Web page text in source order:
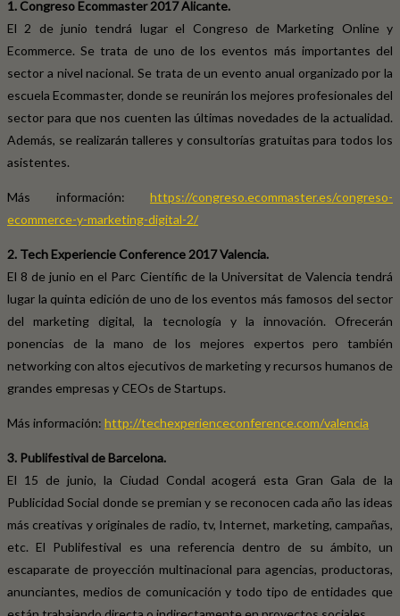
1. Congreso Ecommaster 2017 Alicante.
El 2 de junio tendrá lugar el Congreso de Marketing Online y
Ecommerce. Se trata de uno de los eventos más importantes del
sector a nivel nacional. Se trata de un evento anual organizado por la
escuela Ecommaster, donde se reunirán los mejores profesionales del
sector para que nos cuenten las últimas novedades de la actualidad.
Además, se realizarán talleres y consultorías gratuitas para todos los
asistentes.
Más información: https://congreso.ecommaster.es/congreso-
ecommerce-y-marketing-digital-2/
2. Tech Experiencie Conference 2017 Valencia.
El 8 de junio en el Parc Científic de la Universitat de Valencia tendrá
lugar la quinta edición de uno de los eventos más famosos del sector
del marketing digital, la tecnología y la innovación. Ofrecerán
ponencias de la mano de los mejores expertos pero también
networking con altos ejecutivos de marketing y recursos humanos de
grandes empresas y CEOs de Startups.
Más información: http://techexperienceconference.com/valencia
3. Publifestival de Barcelona.
El 15 de junio, la Ciudad Condal acogerá esta Gran Gala de la
Publicidad Social donde se premian y se reconocen cada año las ideas
más creativas y originales de radio, tv, Internet, marketing, campañas,
etc. El Publifestival es una referencia dentro de su ámbito, un
escaparate de proyección multinacional para agencias, productoras,
anunciantes, medios de comunicación y todo tipo de entidades que